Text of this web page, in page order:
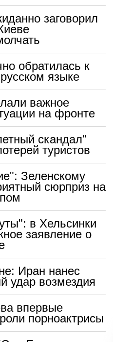
заговорил
обратилась к
языке
важное
на фронте
скандал"
туристов
Зеленскому
сюрприз на
в Хельсинки
заявление о
Иран нанес
удар возмездия
впервые
порноактрисы